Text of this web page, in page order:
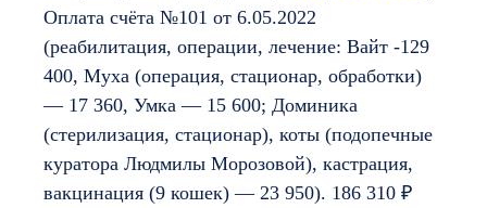
Оплата счёта №101 от 6.05.2022
(реабилитация, операции, лечение: Вайт -129
400, Муха (операция, стационар, обработки)
— 17 360, Умка — 15 600; Доминика
(стерилизация, стационар), коты (подопечные
куратора Людмилы Морозовой), кастрация,
вакцинация (9 кошек) — 23 950). 186 310 ₽